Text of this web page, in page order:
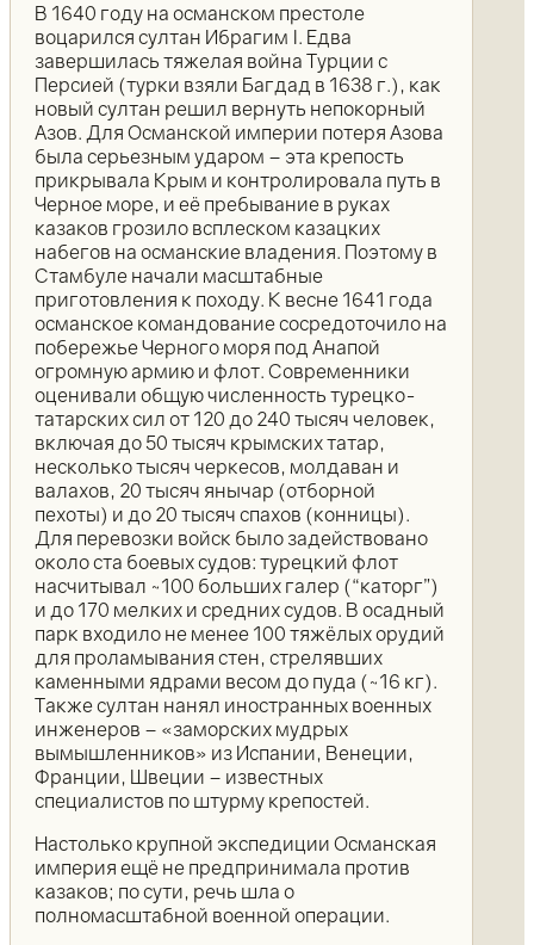
В 1640 году на османском престоле
воцарился султан Ибрагим I. Едва
завершилась тяжелая война Турции с
Персией (турки взяли Багдад в 1638 г.), как
новый султан решил вернуть непокорный
Азов. Для Османской империи потеря Азова
была серьезным ударом – эта крепость
прикрывала Крым и контролировала путь в
Черное море, и её пребывание в руках
казаков грозило всплеском казацких
набегов на османские владения. Поэтому в
Стамбуле начали масштабные
приготовления к походу. К весне 1641 года
османское командование сосредоточило на
побережье Черного моря под Анапой
огромную армию и флот. Современники
оценивали общую численность турецко-
татарских сил от 120 до 240 тысяч человек,
включая до 50 тысяч крымских татар,
несколько тысяч черкесов, молдаван и
валахов, 20 тысяч янычар (отборной
пехоты) и до 20 тысяч спахов (конницы).
Для перевозки войск было задействовано
около ста боевых судов: турецкий флот
насчитывал ~100 больших галер (“каторг”)
и до 170 мелких и средних судов. В осадный
парк входило не менее 100 тяжёлых орудий
для проламывания стен, стрелявших
каменными ядрами весом до пуда (~16 кг).
Также султан нанял иностранных военных
инженеров – «заморских мудрых
вымышленников» из Испании, Венеции,
Франции, Швеции – известных
специалистов по штурму крепостей.
Настолько крупной экспедиции Османская
империя ещё не предпринимала против
казаков; по сути, речь шла о
полномасштабной военной операции.